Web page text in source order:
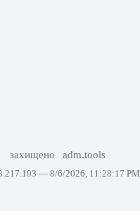
захищено adm.tools
— 8/6/2026, 11:28:17 PM